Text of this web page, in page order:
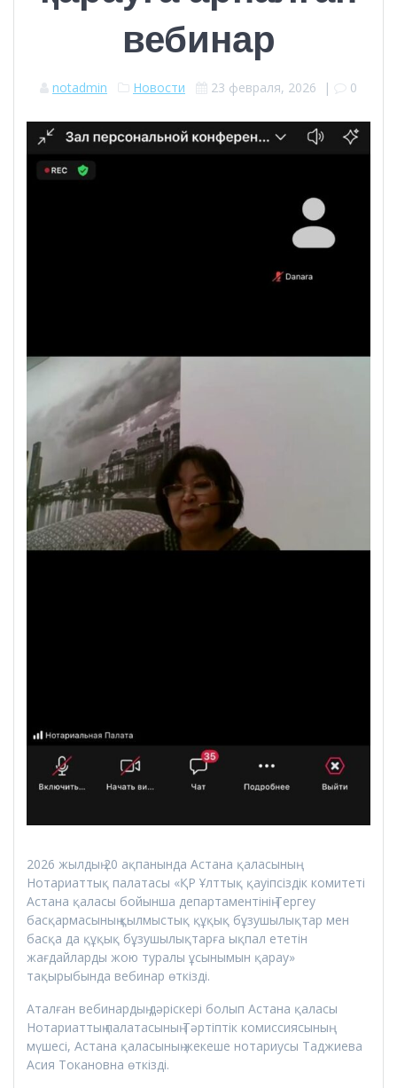
вебинар
notadmin Новости 23 февраля, 2026 | 0
2026 жылдың 20 ақпанында Астана қаласының
Нотариаттық палатасы «ҚР Ұлттық қауіпсіздік комитеті
Астана қаласы бойынша департаментінің Тергеу
басқармасының қылмыстық құқық бұзушылықтар мен
басқа да құқық бұзушылықтарға ықпал ететін
жағдайларды жою туралы ұсынымын қарау»
тақырыбында вебинар өткізді.
Аталған вебинардың дәріскері болып Астана қаласы
Нотариаттың палатасының Тәртіптік комиссиясының
мүшесі, Астана қаласының жекеше нотариусы Таджиева
Асия Токановна өткізді.